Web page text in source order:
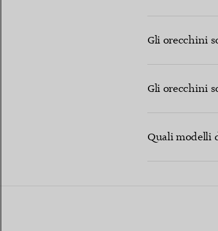
Gli orecchini
Gli orecchini
Quali modelli